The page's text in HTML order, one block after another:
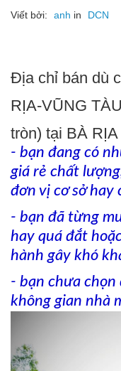
Viết bởi: anh in DCN
Địa chỉ bán dù
RỊA-VŨNG
tròn) tại BÀ
- bạn đang có
giá rẻ chất
đơn vị cơ sở hay
- bạn đã từng
hay quá đắt
hành gây khó
- bạn chưa
không gian nhà